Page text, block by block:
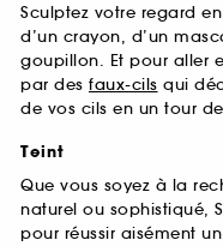
Sculptez votre regard
d’un crayon, d’un
goupillon. Et pour aller
par des faux-cils qui
de vos cils en un tour
Teint
Que vous soyez à la
naturel ou sophistiqué,
pour réussir aisément